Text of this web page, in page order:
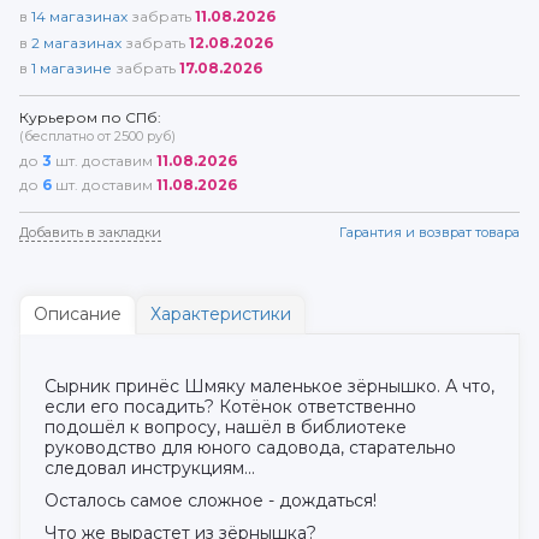
в 14 магазинах забрать 11.08.2026
в 2 магазинах забрать 12.08.2026
в 1 магазине забрать 17.08.2026
Курьером по СПб:
(бесплатно от 2500 руб)
до 3 шт. доставим 11.08.2026
до 6 шт. доставим 11.08.2026
Добавить в закладки Гарантия и возврат товара
Описание Характеристики
Сырник принёс Шмяку маленькое зёрнышко. А что,
если его посадить? Котёнок ответственно
подошёл к вопросу, нашёл в библиотеке
руководство для юного садовода, старательно
следовал инструкциям...
Осталось самое сложное - дождаться!
Что же вырастет из зёрнышка?